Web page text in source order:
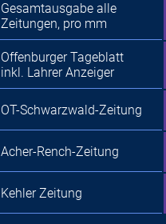
Gesamtausgabe alle
Zeitungen, pro mm
Offenburger Tageblatt
inkl. Lahrer Anzeiger
OT-Schwarzwald-Zeitung
Acher-Rench-Zeitung
Kehler Zeitung